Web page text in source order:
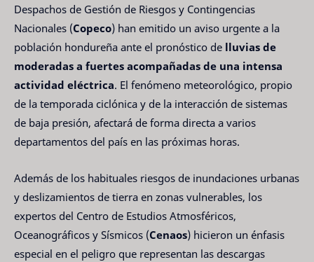
Despachos de Gestión de Riesgos y Contingencias
Nacionales (Copeco) han emitido un aviso urgente a la
población hondureña ante el pronóstico de lluvias de
moderadas a fuertes acompañadas de una intensa
actividad eléctrica. El fenómeno meteorológico, propio
de la temporada ciclónica y de la interacción de sistemas
de baja presión, afectará de forma directa a varios
departamentos del país en las próximas horas.
Además de los habituales riesgos de inundaciones urbanas
y deslizamientos de tierra en zonas vulnerables, los
expertos del Centro de Estudios Atmosféricos,
Oceanográficos y Sísmicos (Cenaos) hicieron un énfasis
especial en el peligro que representan las descargas